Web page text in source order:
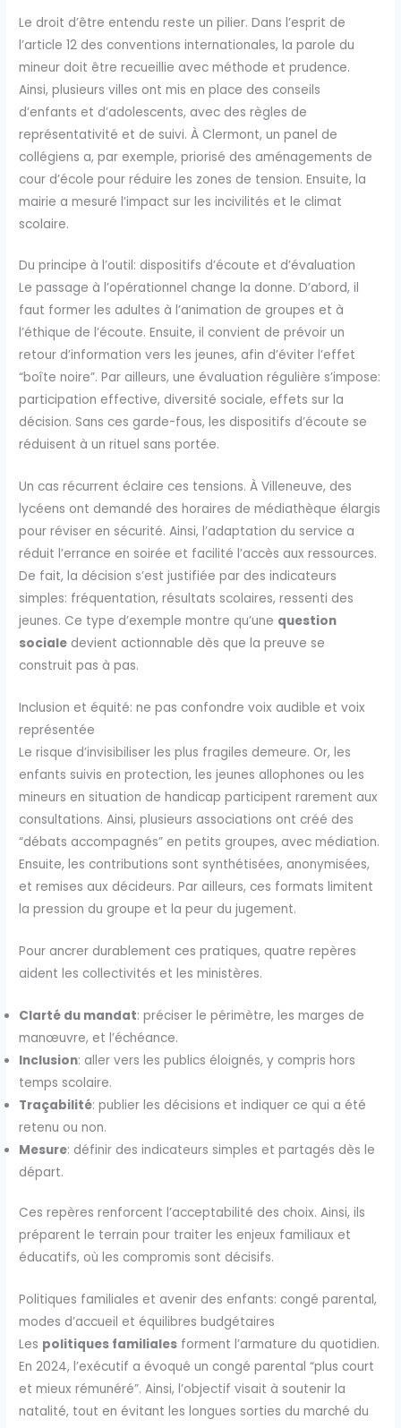
Le droit d’être entendu reste un pilier. Dans l’esprit de
l’article 12 des conventions internationales, la parole du
mineur doit être recueillie avec méthode et prudence.
Ainsi, plusieurs villes ont mis en place des conseils
d’enfants et d’adolescents, avec des règles de
représentativité et de suivi. À Clermont, un panel de
collégiens a, par exemple, priorisé des aménagements de
cour d’école pour réduire les zones de tension. Ensuite, la
mairie a mesuré l’impact sur les incivilités et le climat
scolaire.
Du principe à l’outil: dispositifs d’écoute et d’évaluation
Le passage à l’opérationnel change la donne. D’abord, il
faut former les adultes à l’animation de groupes et à
l’éthique de l’écoute. Ensuite, il convient de prévoir un
retour d’information vers les jeunes, afin d’éviter l’effet
“boîte noire”. Par ailleurs, une évaluation régulière s’impose:
participation effective, diversité sociale, effets sur la
décision. Sans ces garde-fous, les dispositifs d’écoute se
réduisent à un rituel sans portée.
Un cas récurrent éclaire ces tensions. À Villeneuve, des
lycéens ont demandé des horaires de médiathèque élargis
pour réviser en sécurité. Ainsi, l’adaptation du service a
réduit l’errance en soirée et facilité l’accès aux ressources.
De fait, la décision s’est justifiée par des indicateurs
simples: fréquentation, résultats scolaires, ressenti des
jeunes. Ce type d’exemple montre qu’une question
sociale devient actionnable dès que la preuve se
construit pas à pas.
Inclusion et équité: ne pas confondre voix audible et voix
représentée
Le risque d’invisibiliser les plus fragiles demeure. Or, les
enfants suivis en protection, les jeunes allophones ou les
mineurs en situation de handicap participent rarement aux
consultations. Ainsi, plusieurs associations ont créé des
“débats accompagnés” en petits groupes, avec médiation.
Ensuite, les contributions sont synthétisées, anonymisées,
et remises aux décideurs. Par ailleurs, ces formats limitent
la pression du groupe et la peur du jugement.
Pour ancrer durablement ces pratiques, quatre repères
aident les collectivités et les ministères.
Clarté du mandat: préciser le périmètre, les marges de
manœuvre, et l’échéance.
Inclusion: aller vers les publics éloignés, y compris hors
temps scolaire.
Traçabilité: publier les décisions et indiquer ce qui a été
retenu ou non.
Mesure: définir des indicateurs simples et partagés dès le
départ.
Ces repères renforcent l’acceptabilité des choix. Ainsi, ils
préparent le terrain pour traiter les enjeux familiaux et
éducatifs, où les compromis sont décisifs.
Politiques familiales et avenir des enfants: congé parental,
modes d’accueil et équilibres budgétaires
Les politiques familiales forment l’armature du quotidien.
En 2024, l’exécutif a évoqué un congé parental “plus court
et mieux rémunéré”. Ainsi, l’objectif visait à soutenir la
natalité, tout en évitant les longues sorties du marché du